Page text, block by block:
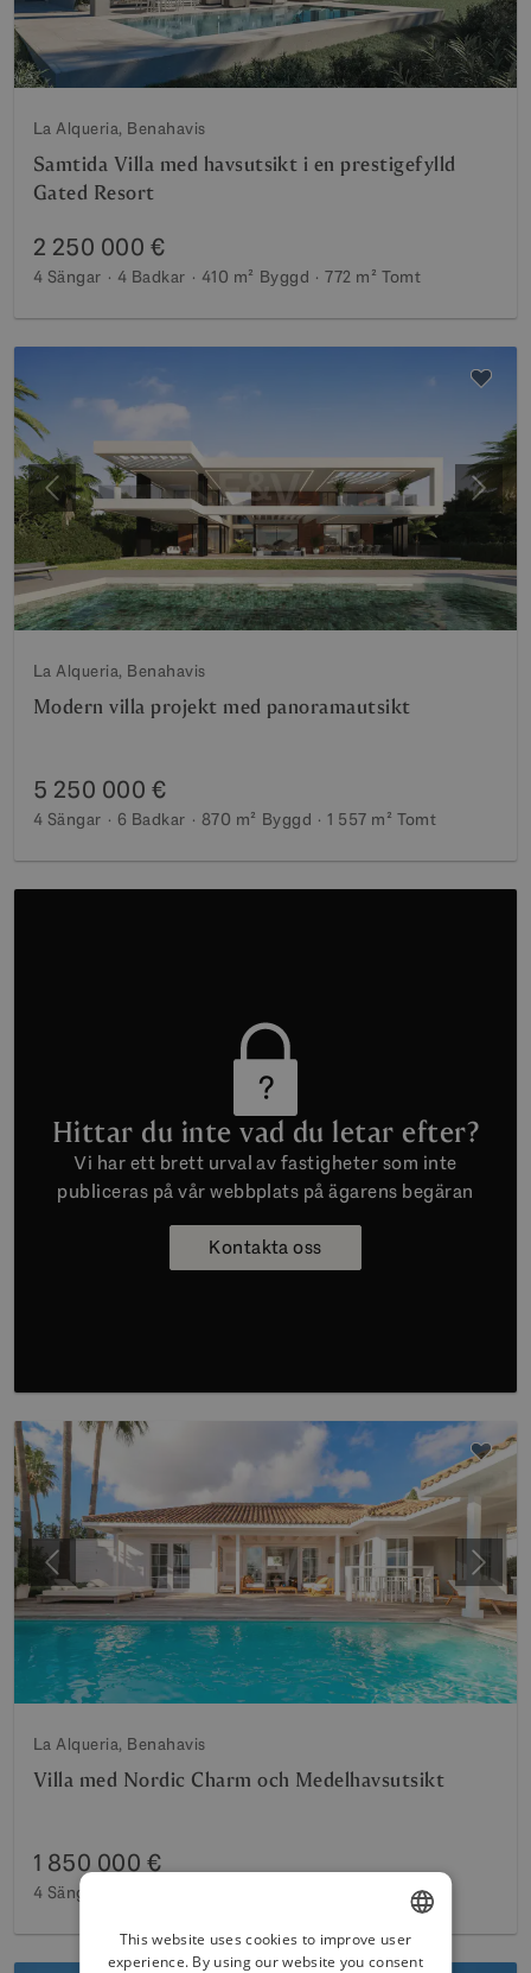
La Alqueria, Benahavis
Samtida Villa med havsutsikt i en prestigefylld
Gated Resort
2 250 000 €
4 Sängar 4 Badkar 410 m² Byggd 772 m² Tomt
Föregående Nästa
La Alqueria, Benahavis
Modern villa projekt med panoramautsikt
5 250 000 €
4 Sängar 6 Badkar 870 m² Byggd 1 557 m² Tomt
Hittar du inte vad du letar efter?
Vi har ett brett urval av fastigheter som inte
publiceras på vår webbplats på ägarens begäran
Kontakta oss
Föregående Nästa
La Alqueria, Benahavis
Villa med Nordic Charm och Medelhavsutsikt
1 850 000 €
4 Sängar Tomt
ENGLISH
This website uses cookies to improve user
experience. By using our website you consent